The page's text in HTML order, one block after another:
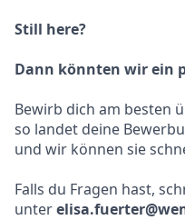
Still here?
Dann könnten wir ein
Bewirb dich am besten
so landet deine
und wir können sie
Falls du Fragen hast,
unter